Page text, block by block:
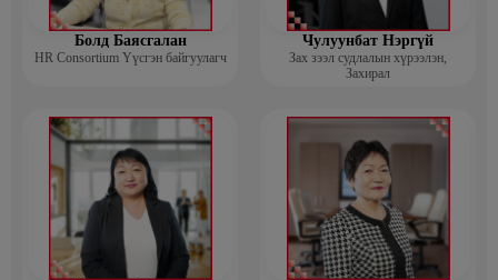
Болд Баясгалан
HR Consortium Үүсгэн байгуулагч
Чулуунбат Нэргүй
Зах зээл судлалын хүрээлэн,
Захирал